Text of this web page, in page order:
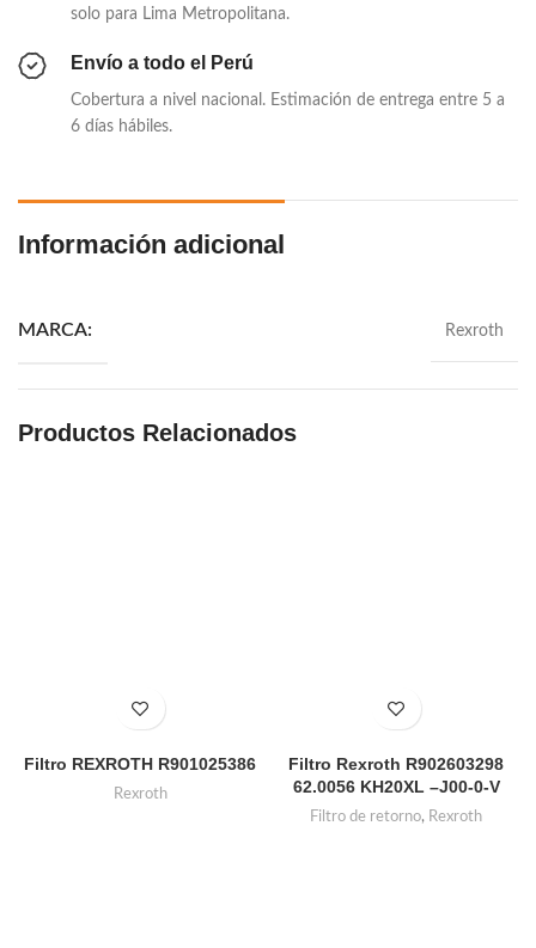
solo para Lima Metropolitana.
Envío a todo el Perú
Cobertura a nivel nacional. Estimación de entrega entre 5 a
6 días hábiles.
Información adicional
Rexroth
Productos Relacionados
Filtro REXROTH R901025386
Rexroth
Filtro Rexroth R902603298
62.0056 KH20XL –J00-0-V
Filtro de retorno, Rexroth